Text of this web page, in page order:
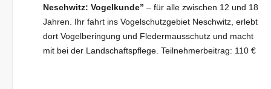
Neschwitz: Vogelkunde” – für alle zwischen 12 und 18
Jahren. Ihr fahrt ins Vogelschutzgebiet Neschwitz, erlebt
dort Vogelberingung und Fledermausschutz und macht
mit bei der Landschaftspflege. Teilnehmerbeitrag: 110 €